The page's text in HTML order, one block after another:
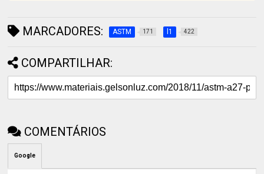
MARCADORES: ASTM 171 l1 422
COMPARTILHAR:
COMENTÁRIOS
Google